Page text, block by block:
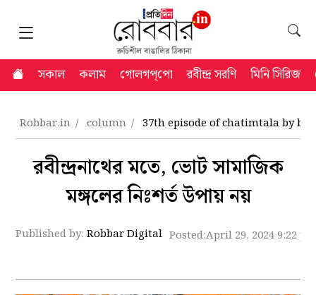
সকাল কলাম গোলগপ্‌পো রবীন্দ্র সরণি মিনি সিরিজ
Robbar.in column 37th episode of chatimtala by
রবীন্দ্রনাথের মতে, ভোট সামাজিক
মঙ্গলের নিঃশর্ত উপায় নয়
Published by:Robbar Digital Posted:April 29, 2024 9:22